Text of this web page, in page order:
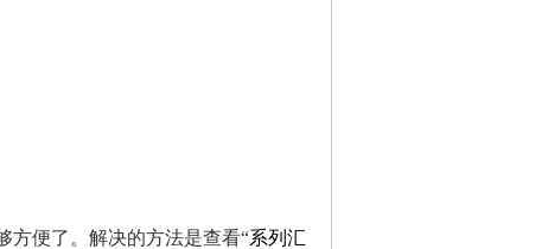
方便了。解决的方法是查看“系列汇